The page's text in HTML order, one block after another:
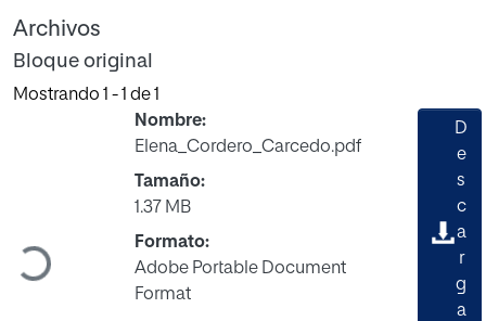
Archivos
Bloque original
Mostrando 1 - 1 de 1
Cargando...
Nombre:
Elena_Cordero_Carcedo.pdf
Tamaño:
1.37 MB
Formato:
Adobe Portable Document
Format
D
e
s
c
a
r
g
a